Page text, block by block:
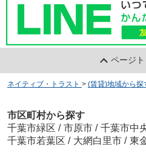
ページ
ネイティブ・トラスト > (賃貸)地域から探
市区町村から探す
千葉市緑区 / 市原市 / 千葉市中
千葉市若葉区 / 大網白里市 / 東